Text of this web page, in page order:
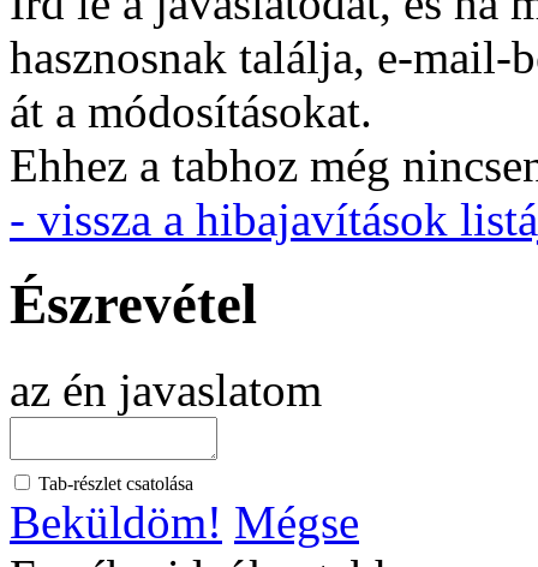
hasznosnak találja, e-mail-
át a módosításokat.
Ehhez a tabhoz még
- vissza a hibajavítások
Észrevétel
az én javaslatom
Tab-részlet csatolása
Beküldöm! Mégse